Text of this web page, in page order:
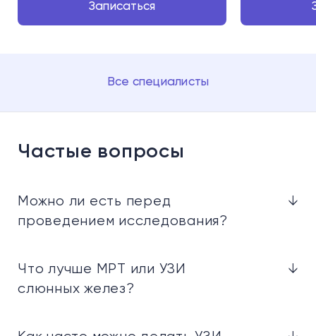
Записаться
Все специалисты
Частые вопросы
Можно ли есть перед
проведением исследования?
↓
Что лучше МРТ или УЗИ
слюнных желез?
↓